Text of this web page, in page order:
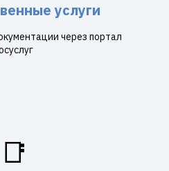
услуги
через портал
📑